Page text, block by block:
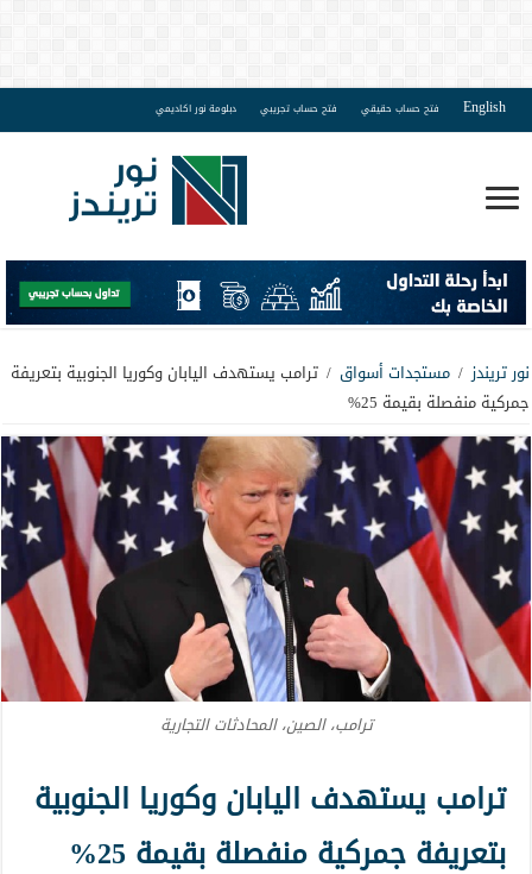
English فتح حساب حقيقي فتح حساب تجريبي دبلومة نور اكاديمي
نور تريندز / مستجدات أسواق / ترامب يستهدف اليابان وكوريا الجنوبية بتعريفة
جمركية منفصلة بقيمة 25%
ترامب، الصين، المحادثات التجارية
ترامب يستهدف اليابان وكوريا الجنوبية
بتعريفة جمركية منفصلة بقيمة 25%